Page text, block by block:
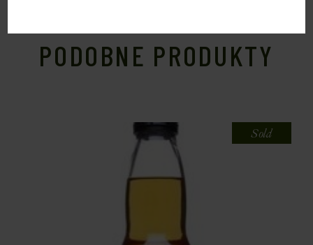
PODOBNE PRODUKTY
Sold